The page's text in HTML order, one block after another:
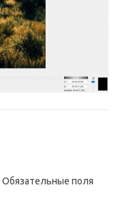
Обязательные поля